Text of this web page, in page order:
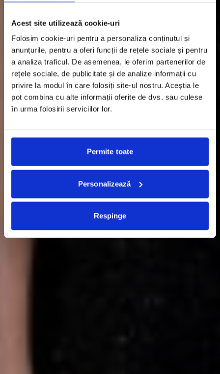
Acest site utilizează cookie-uri
Folosim cookie-uri pentru a personaliza conținutul și
anunțurile, pentru a oferi funcții de rețele sociale și pentru
a analiza traficul. De asemenea, le oferim partenerilor de
rețele sociale, de publicitate și de analize informații cu
privire la modul în care folosiți site-ul nostru. Aceștia le
pot combina cu alte informații oferite de dvs. sau culese
în urma folosirii serviciilor lor.
Permite toate
Personalizează
Respinge